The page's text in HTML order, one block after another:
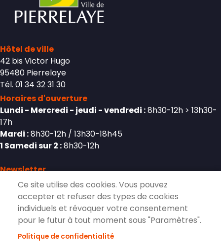
Hôtel de ville
42 bis Victor Hugo
95480 Pierrelaye
Tél. 01 34 32 31 30
Horaires d'ouverture
Lundi - Mercredi - jeudi - vendredi :8h30-12h > 13h30-
17h
Mardi :8h30-12h / 13h30-18h45
1 Samedi sur 2 :8h30-12h
Newsletter
S'inscrire à la lettre d'information de
Pierrelaye
Ce site utilise des cookies. Vous pouvez
accepter et refuser des types de cookies
individuels et révoquer votre consentement
pour le futur à tout moment sous "Paramètres".
Politique de confidentialité